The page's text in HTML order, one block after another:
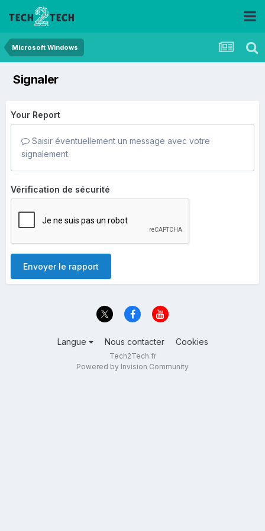
Microsoft Windows
Signaler
Your Report
Saisir éventuellement un message avec votre
signalement.
Vérification de sécurité
Envoyer le rapport
Langue Nous contacter Cookies
Tech2Tech.fr
Powered by Invision Community